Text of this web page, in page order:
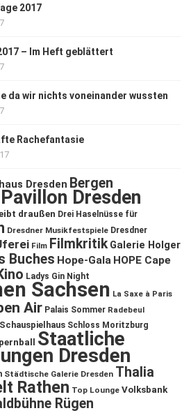
2017
– Im Heft geblättert
da wir nichts voneinander wussten
Rachefantasie
Dresden Bergen
Dresden
draußen Drei Haselnüsse für
Dresdner Musikfestspiele Dresdner
Film Filmkritik Galerie Holger
Buches Hope-Gala HOPE Cape
Ladys Gin Night
Sachsen La Saxe à Paris
Air Palais Sommer Radebeul
Schauspielhaus Schloss Moritzburg
Staatliche
Dresden
Städtische Galerie Dresden Thalia
Rathen Top Lounge Volksbank
Rügen